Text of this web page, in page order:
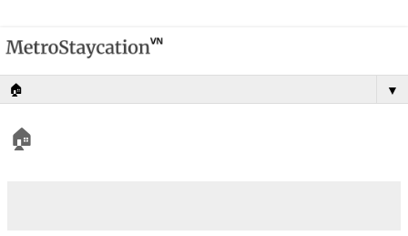
▼
🏠︎